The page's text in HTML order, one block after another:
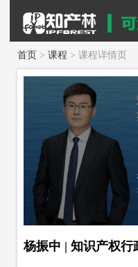
首页 > 课程 > 课程详情页